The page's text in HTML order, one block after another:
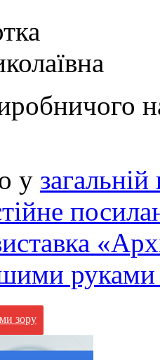
у загальній
зору